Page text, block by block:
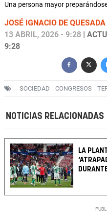
Una persona mayor
JOSÉ IGNACIO DE QUESADA
13 ABRIL, 2026 - 9:28 |
9:28
SOCIEDAD CONGRESOS
NOTICIAS RELACIONADAS
LA